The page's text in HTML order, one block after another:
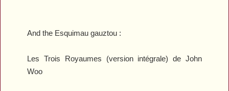
And the Esquimau gauztou :
Les Trois Royaumes (version intégrale) de John
Woo